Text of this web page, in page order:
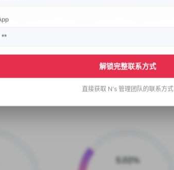
解锁完整联系方式
直接获取 N's 管理团队的联系方式